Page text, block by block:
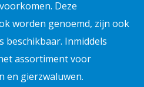
Deze
worden genoemd, zijn ook
Inmiddels
assortiment voor
en gierzwaluwen.